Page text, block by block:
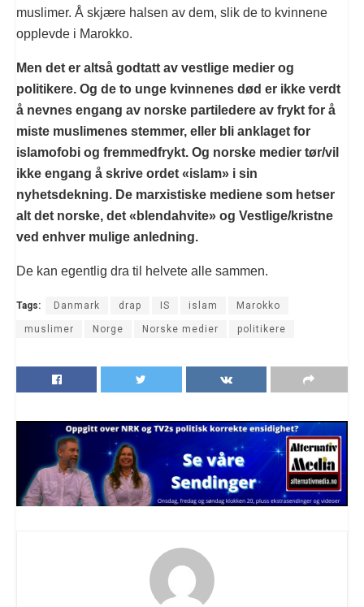
muslimer. Å skjære halsen av dem, slik de to kvinnene
opplevde i Marokko.
Men det er altså godtatt av vestlige medier og
politikere. Og de to unge kvinnenes død er ikke verdt
å nevnes engang av norske partiledere av frykt for å
miste muslimenes stemmer, eller bli anklaget for
islamofobi og fremmedfrykt. Og norske medier tør/vil
ikke engang å skrive ordet «islam» i sin
nyhetsdekning. De marxistiske mediene som hetser
alt det norske, det «blendahvite» og Vestlige/kristne
ved enhver mulige anledning.
De kan egentlig dra til helvete alle sammen.
Tags: Danmark drap IS islam Marokko
muslimer Norge Norske medier politikere